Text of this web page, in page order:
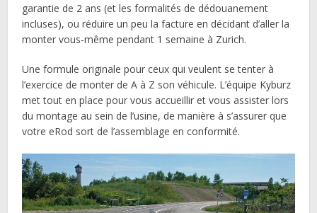
garantie de 2 ans (et les formalités de dédouanement
incluses), ou réduire un peu la facture en décidant d’aller la
monter vous-même pendant 1 semaine à Zurich.
Une formule originale pour ceux qui veulent se tenter à
l’exercice de monter de A à Z son véhicule. L’équipe Kyburz
met tout en place pour vous accueillir et vous assister lors
du montage au sein de l’usine, de manière à s’assurer que
votre eRod sort de l’assemblage en conformité.